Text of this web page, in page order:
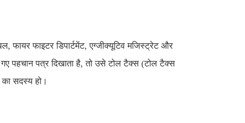
फाइटर डिपार्टमेंट, एग्जीक्यूटिव मजिस्ट्रेट और
पहचान पत्र दिखाता है, तो उसे टोल टैक्स (टोल टैक्स
का सदस्य हो।